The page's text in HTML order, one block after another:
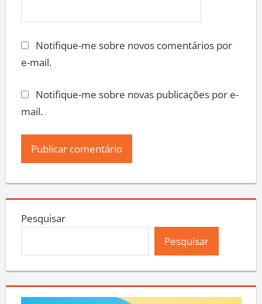
Notifique-me sobre novos comentários por
e-mail.
Notifique-me sobre novas publicações por e-
mail.
Pesquisar
Pesquisar